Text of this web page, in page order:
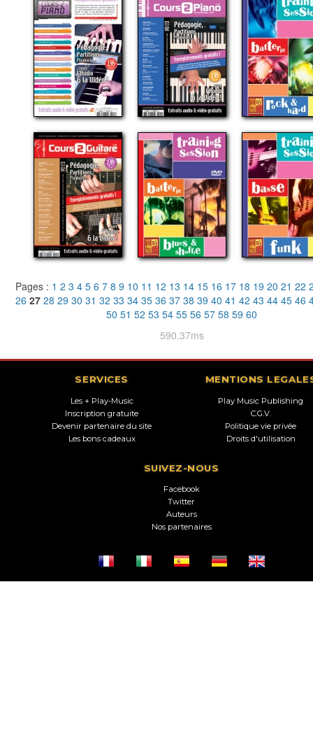
Pages : 1 2 3 4 5 6 7 8 9 10 11 12 13 14 15 16 17 18 19 20 21 22
26 27 28 29 30 31 32 33 34 35 36 37 38 39 40 41 42 43 44 45 46
50 51 52 53 54 55 56 57 58 59 60
590.37ms
SERVICES
Les + Play-Music
Inscription gratuite
Devenir partenaire du site
Les bons cadeaux
MENTIONS
Play Music Publishing
C.G.V.
Politique vie privée
Droits d'utilisation
SUIVEZ-NOUS
Facebook
Twitter
Auteurs
Nos partenaires